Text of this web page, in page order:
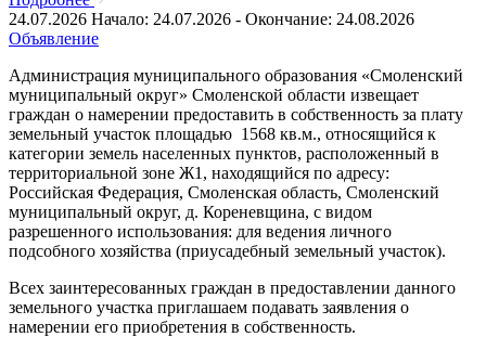
24.07.2026 Начало: 24.07.2026 - Окончание: 24.08.2026
Объявление
Администрация муниципального образования «Смоленский
муниципальный округ» Смоленской области извещает
граждан о намерении предоставить в собственность за плату
земельный участок площадью 1568 кв.м., относящийся к
категории земель населенных пунктов, расположенный в
территориальной зоне Ж1, находящийся по адресу:
Российская Федерация, Смоленская область, Смоленский
муниципальный округ, д. Кореневщина, с видом
разрешенного использования: для ведения личного
подсобного хозяйства (приусадебный земельный участок).
Всех заинтересованных граждан в предоставлении данного
земельного участка приглашаем подавать заявления о
намерении его приобретения в собственность.